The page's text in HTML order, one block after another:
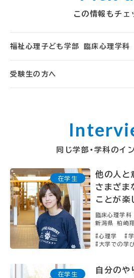
この情報もチェ
福祉心理子ども学部 臨床心理学科
受験生の方へ
同じ学部・学科のイ
他の人と
さまざま
ことが楽
臨床心理学
新潟県 柏崎
#心理学
#
#大学での学
自分のや